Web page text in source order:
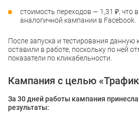
стоимость переходов — 1,31 ₽, что
аналогичной кампании в Facebook.
После запуска и тестирования
оставили в работе, поскольку по ней
показатели по кликабельности.
Кампания с целью
За 30 дней работы кампания
результаты: